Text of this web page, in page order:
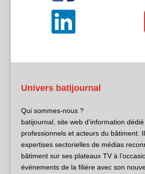
Univers batijournal
Qui sommes-nous ?
batijournal, site web d’information
professionnels et acteurs du bâtiment.
expertises sectorielles de médias
bâtiment sur ses plateaux TV à
événements de la filière avec son